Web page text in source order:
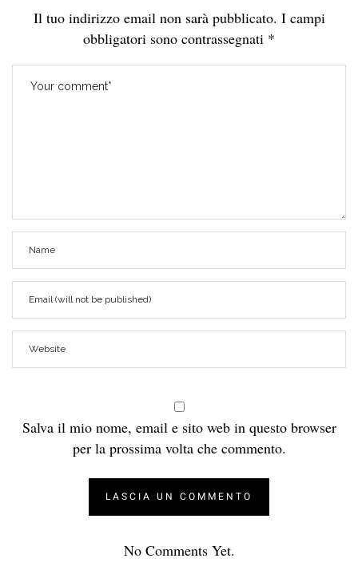
Il tuo indirizzo email non sarà pubblicato. I campi
obbligatori sono contrassegnati *
Salva il mio nome, email e sito web in questo browser
per la prossima volta che commento.
No Comments Yet.